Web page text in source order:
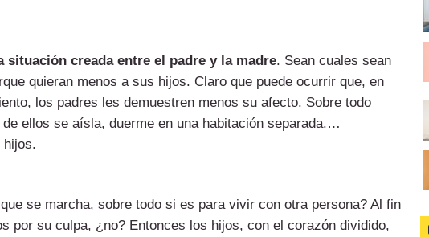
situación creada entre el padre y la madre. Sean cuales sean
quieran menos a sus hijos. Claro que puede ocurrir que, en
los padres les demuestren menos su afecto. Sobre todo
ellos se aísla, duerme en una habitación separada.…
hijos.
se marcha, sobre todo si es para vivir con otra persona? Al fin
por su culpa, ¿no? Entonces los hijos, con el corazón dividido,